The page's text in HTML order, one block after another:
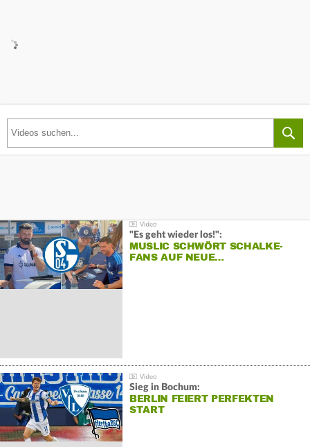
"Es geht wieder los!":
MUSLIC SCHWÖRT SCHALKE-
FANS AUF NEUE…
Sieg in Bochum:
BERLIN FEIERT PERFEKTEN
START